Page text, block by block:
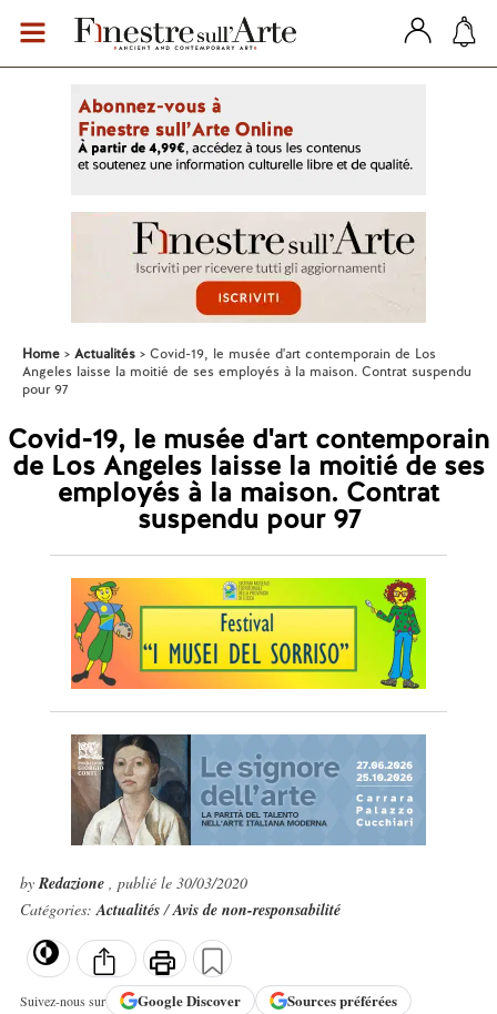
Home Actualités
Covid-19, le musée d'art contemporain de Los
Angeles laisse la moitié de ses employés à la maison. Contrat suspendu
pour 97
Covid-19, le musée d'art contemporain
de Los Angeles laisse la moitié de ses
employés à la maison. Contrat
suspendu pour 97
byRedazione , publié le 30/03/2020
Catégories:Actualités/Avis de non-responsabilité
Suivez-nous sur GoogleDiscover Sources préférées